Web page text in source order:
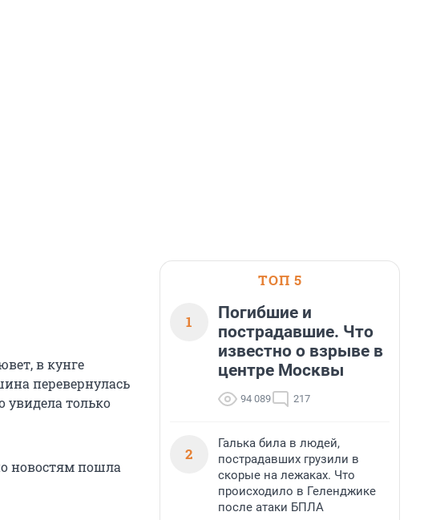
в кунге
перевернулась
увидела только
новостям пошла
ТОП 5
1
Погибшие и
пострадавшие. Что
известно о взрыве в
центре Москвы
94 089 217
2
Галька била в людей,
пострадавших грузили в
скорые на лежаках. Что
происходило в Геленджике
после атаки БПЛА